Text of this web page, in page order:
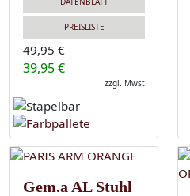
PREISLISTE
49,95 €
39,95 €
zzgl. Mwst
Gem.a AL Stuhl